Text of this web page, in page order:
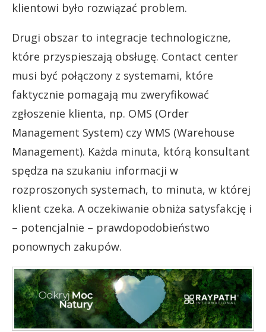
klientowi było rozwiązać problem.
Drugi obszar to integracje technologiczne,
które przyspieszają obsługę. Contact center
musi być połączony z systemami, które
faktycznie pomagają mu zweryfikować
zgłoszenie klienta, np. OMS (Order
Management System) czy WMS (Warehouse
Management). Każda minuta, którą konsultant
spędza na szukaniu informacji w
rozproszonych systemach, to minuta, w której
klient czeka. A oczekiwanie obniża satysfakcję i
– potencjalnie – prawdopodobieństwo
ponownych zakupów.